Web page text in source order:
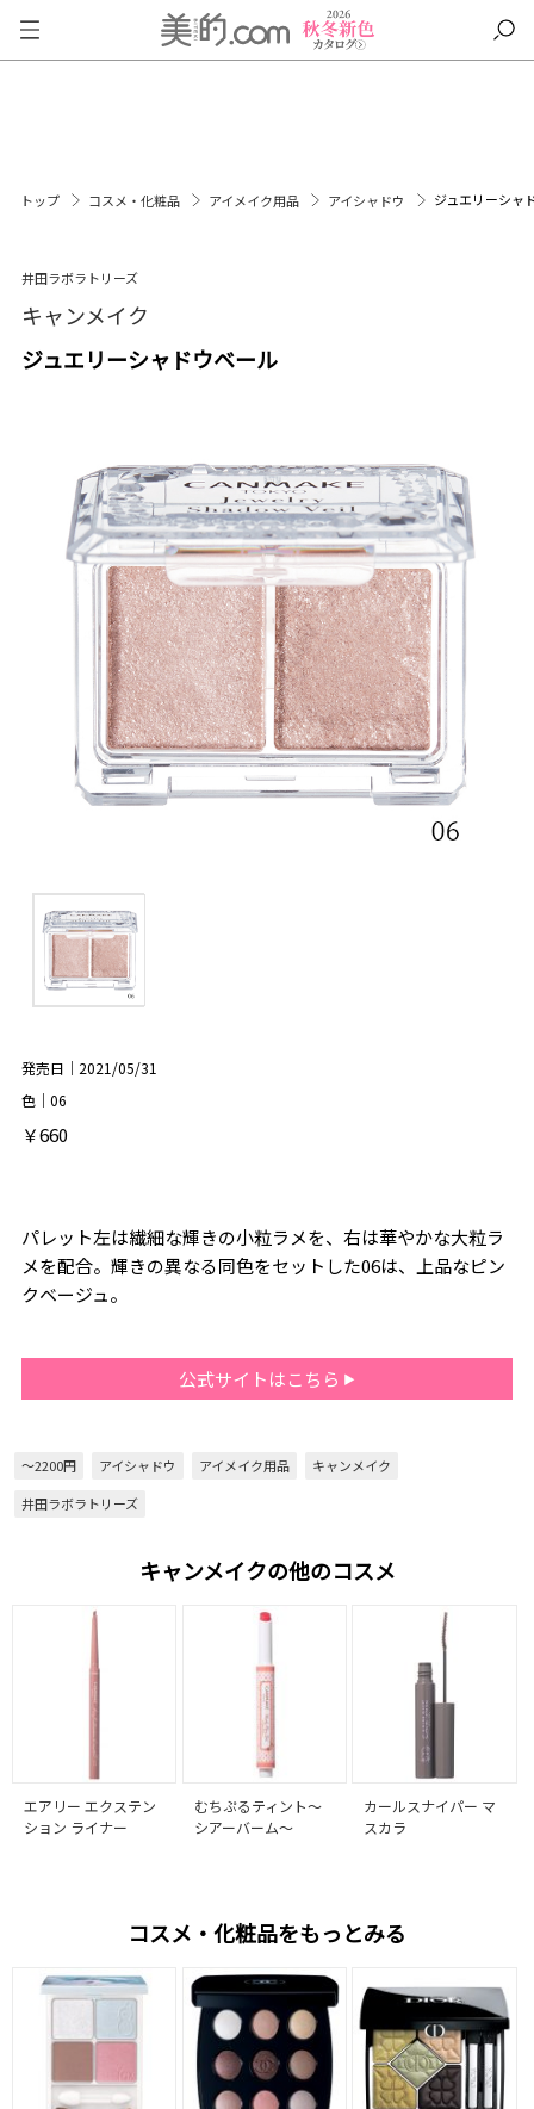
トップ コスメ・化粧品 アイメイク用品 アイシャドウ ジュエリーシャ
井田ラボラトリーズ
キャンメイク
ジュエリーシャドウベール
発売日｜2021/05/31
色｜06
￥660
パレット左は繊細な輝きの小粒ラメを、右は華やかな大粒ラ
メを配合。輝きの異なる同色をセットした06は、上品なピン
クベージュ。
公式サイトはこちら
～2200円 アイシャドウ アイメイク用品
キャンメイク
井田ラボラトリーズ
キャンメイクの他のコスメ
エアリー エクステン
ション ライナー
むちぷるティント～
シアーバーム～
カールスナイパー マ
スカラ
コスメ・化粧品をもっとみる